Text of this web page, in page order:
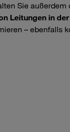
Sie
Leitungen in
– ebenfalls